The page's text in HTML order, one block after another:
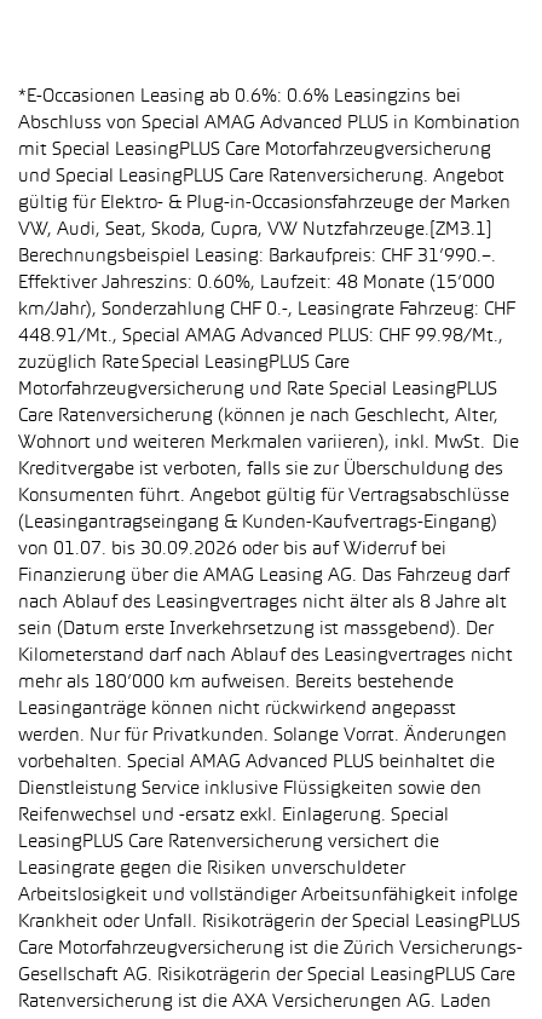
*E-Occasionen Leasing ab 0.6%: 0.6% Leasingzins bei
Abschluss von Special AMAG Advanced PLUS in Kombination
mit Special LeasingPLUS Care Motorfahrzeugversicherung
und Special LeasingPLUS Care Ratenversicherung. Angebot
gültig für Elektro- & Plug-in-Occasionsfahrzeuge der Marken
VW, Audi, Seat, Skoda, Cupra, VW Nutzfahrzeuge.[ZM3.1]
Berechnungsbeispiel Leasing: Barkaufpreis: CHF 31’990.–.
Effektiver Jahreszins: 0.60%, Laufzeit: 48 Monate (15’000
km/Jahr), Sonderzahlung CHF 0.-, Leasingrate Fahrzeug: CHF
448.91/Mt., Special AMAG Advanced PLUS: CHF 99.98/Mt.,
zuzüglich Rate Special LeasingPLUS Care
Motorfahrzeugversicherung und Rate Special LeasingPLUS
Care Ratenversicherung (können je nach Geschlecht, Alter,
Wohnort und weiteren Merkmalen variieren), inkl. MwSt. Die
Kreditvergabe ist verboten, falls sie zur Überschuldung des
Konsumenten führt. Angebot gültig für Vertragsabschlüsse
(Leasingantragseingang & Kunden-Kaufvertrags-Eingang)
von 01.07. bis 30.09.2026 oder bis auf Widerruf bei
Finanzierung über die AMAG Leasing AG. Das Fahrzeug darf
nach Ablauf des Leasingvertrages nicht älter als 8 Jahre alt
sein (Datum erste Inverkehrsetzung ist massgebend). Der
Kilometerstand darf nach Ablauf des Leasingvertrages nicht
mehr als 180’000 km aufweisen. Bereits bestehende
Leasinganträge können nicht rückwirkend angepasst
werden. Nur für Privatkunden. Solange Vorrat. Änderungen
vorbehalten. Special AMAG Advanced PLUS beinhaltet die
Dienstleistung Service inklusive Flüssigkeiten sowie den
Reifenwechsel und -ersatz exkl. Einlagerung. Special
LeasingPLUS Care Ratenversicherung versichert die
Leasingrate gegen die Risiken unverschuldeter
Arbeitslosigkeit und vollständiger Arbeitsunfähigkeit infolge
Krankheit oder Unfall. Risikoträgerin der Special LeasingPLUS
Care Motorfahrzeugversicherung ist die Zürich Versicherungs-
Gesellschaft AG. Risikoträgerin der Special LeasingPLUS Care
Ratenversicherung ist die AXA Versicherungen AG. Laden